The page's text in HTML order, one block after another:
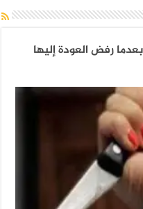
رفض العودة إليها